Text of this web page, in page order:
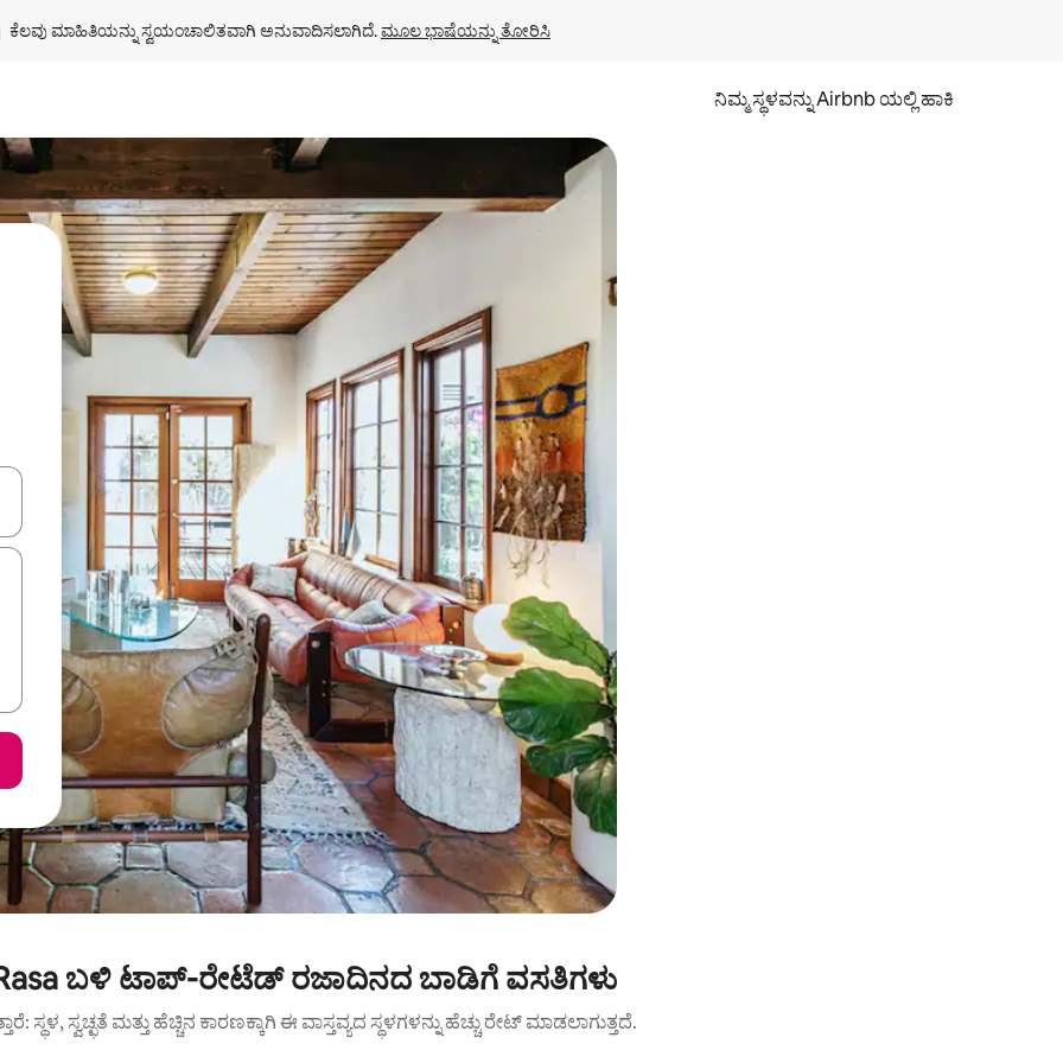
ಕೆಲವು ಮಾಹಿತಿಯನ್ನು ಸ್ವಯಂಚಾಲಿತವಾಗಿ ಅನುವಾದಿಸಲಾಗಿದೆ. ಮೂಲ ಭಾಷೆಯನ್ನು ತೋರಿಸಿ
ನಿಮ್ಮ ಸ್ಥಳವನ್ನು Airbnb ಯಲ್ಲಿ ಹಾಕಿ
ನ್ಯಾವಿಗೇಟ್ ಮಾಡಿ ಅಥವಾ ಸ್ಪರ್ಶ ಅಥವಾ ಸ್ವೈಪ್ ಗೆಸ್ಚರ್‌ಗಳ ಮೂಲಕ ಅನ್ವೇಷಿಸಿ.
ಬಳಿ ಟಾಪ್-ರೇಟೆಡ್ ರಜಾದಿನದ ಬಾಡಿಗೆ ವಸತಿಗಳು
ಸ್ಥಳ, ಸ್ವಚ್ಛತೆ ಮತ್ತು ಹೆಚ್ಚಿನ ಕಾರಣಕ್ಕಾಗಿ ಈ ವಾಸ್ತವ್ಯದ ಸ್ಥಳಗಳನ್ನು ಹೆಚ್ಚು ರೇಟ್ ಮಾಡಲಾಗುತ್ತದೆ.